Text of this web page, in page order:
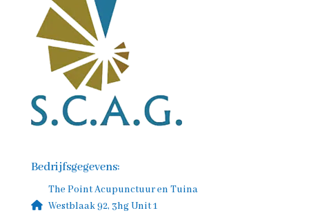
Bedrijfsgegevens:
The Point Acupunctuur en Tuina
Westblaak 92, 3hg Unit 1